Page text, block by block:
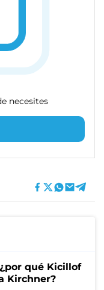
necesites
qué Kicillof
Kirchner?